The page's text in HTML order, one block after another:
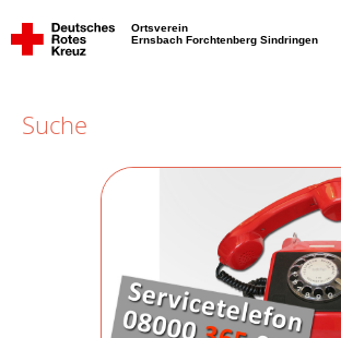
Ortsverein
Ernsbach Forchtenberg Sindringen
Suche